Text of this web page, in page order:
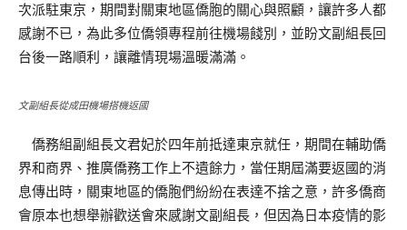
次派駐東京，期間對關東地區僑胞的關心與照顧，讓許多人都
感謝不已，為此多位僑領專程前往機場餞別，並盼文副組長回
台後一路順利，讓離情現場溫暖滿滿。
文副組長從成田機場搭機返國
僑務組副組長文君妃於四年前抵達東京就任，期間在輔助僑
界和商界、推廣僑務工作上不遺餘力，當任期屆滿要返國的消
息傳出時，關東地區的僑胞們紛紛在表達不捨之意，許多僑商
會原本也想舉辦歡送會來感謝文副組長，但因為日本疫情的影